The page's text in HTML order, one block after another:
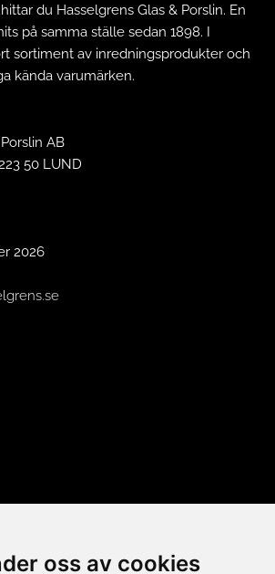
oss av cookies
du Hasselgrens Glas & Porslin. En
på samma ställe sedan 1898. I
sortiment av inredningsprodukter och
kända varumärken.
AB
50 LUND
2026